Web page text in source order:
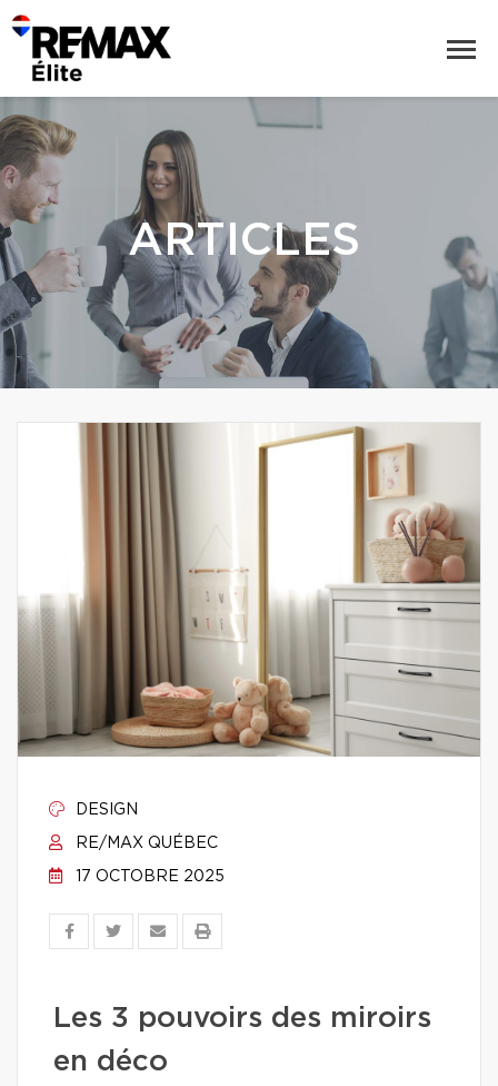
ARTICLES
DESIGN
RE/MAX QUÉBEC
17 OCTOBRE 2025
Les 3 pouvoirs des miroirs
en déco